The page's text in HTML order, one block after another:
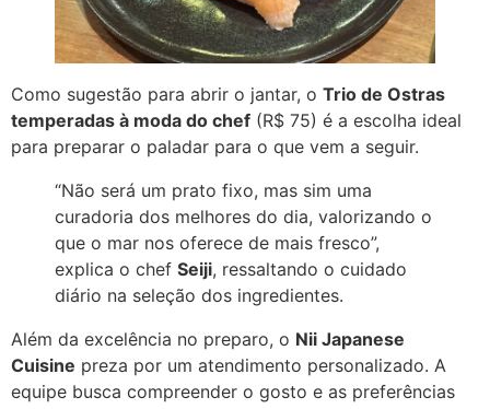
Como sugestão para abrir o jantar, o Trio de Ostras
temperadas à moda do chef (R$ 75) é a escolha ideal
para preparar o paladar para o que vem a seguir.
“Não será um prato fixo, mas sim uma
curadoria dos melhores do dia, valorizando o
que o mar nos oferece de mais fresco”,
explica o chef Seiji, ressaltando o cuidado
diário na seleção dos ingredientes.
Além da excelência no preparo, o Nii Japanese
Cuisine preza por um atendimento personalizado. A
equipe busca compreender o gosto e as preferências